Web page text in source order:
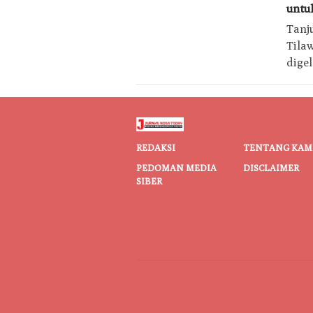
REDAKSI TENTANG
PEDOMAN MEDIA
SIBER
DISCLAIMER